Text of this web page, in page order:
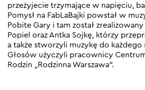
przeżyjecie trzymające w napięciu,
Pomysł na FabLaBajki powstał w
Pobite Gary i tam został
Popiel oraz Antka Sojkę, którzy
a także stworzyli muzykę do każdego
Głosów użyczyli pracownicy
Rodzin „Rodzinna Warszawa”.